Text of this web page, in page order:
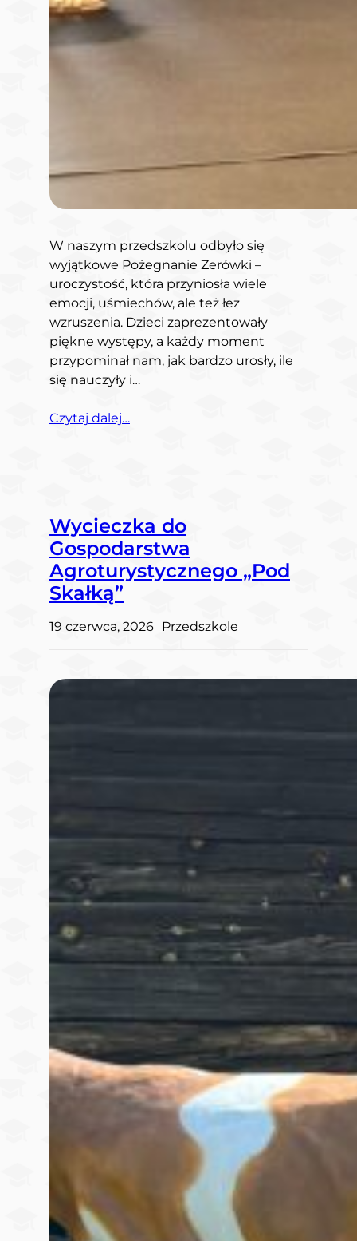
W naszym przedszkolu odbyło się
wyjątkowe Pożegnanie Zerówki –
uroczystość, która przyniosła wiele
emocji, uśmiechów, ale też łez
wzruszenia. Dzieci zaprezentowały
piękne występy, a każdy moment
przypominał nam, jak bardzo urosły, ile
się nauczyły i…
Czytaj dalej…
Wycieczka do
Gospodarstwa
Agroturystycznego „Pod
Skałką”
19 czerwca, 2026 Przedszkole